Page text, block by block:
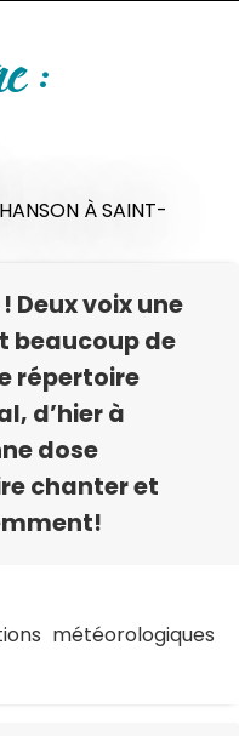
:
À SAINT-
Deux voix une
beaucoup de
répertoire
d’hier à
dose
chanter et
météorologiques